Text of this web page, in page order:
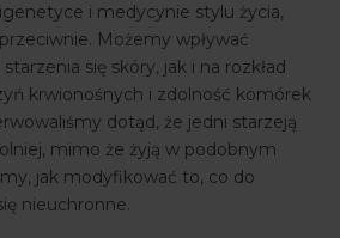
i medycynie stylu życia,
Możemy wpływać
się skóry, jak i na rozkład
krwionośnych i zdolność komórek
dotąd, że jedni starzeją
mimo że żyją w podobnym
jak modyfikować to, co do
nieuchronne.